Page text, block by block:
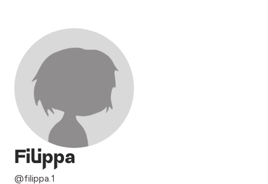
Filippa
@filippa.1